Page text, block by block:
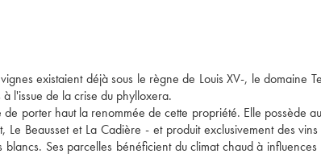
existaient déjà sous le règne de Louis XV-, le domaine
l'issue de la crise du phylloxera.
porter haut la renommée de cette propriété. Elle possède
Le Beausset et La Cadière - et produit exclusivement des
Ses parcelles bénéficient du climat chaud à